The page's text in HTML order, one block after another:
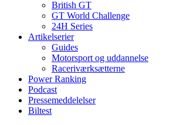
British GT
GT World Challenge
24H Series
Artikelserier
Guides
Motorsport og uddannelse
Raceriværksætterne
Power Ranking
Podcast
Pressemeddelelser
Biltest